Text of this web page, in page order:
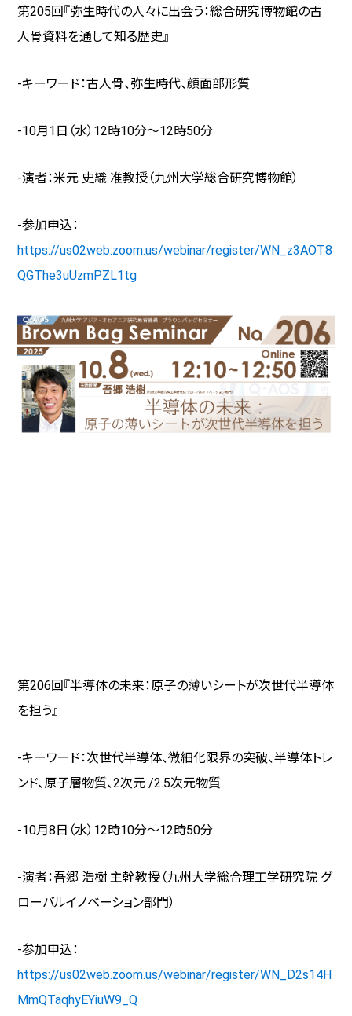
第205回『弥生時代の人々に出会う：総合研究博物館の古
人骨資料を通して知る歴史』
-キーワード：古人骨、弥生時代、顔面部形質
-10月1日（水） 12時10分～12時50分
-演者：米元 史織 准教授（九州大学総合研究博物館）
-参加申込：
https://us02web.zoom.us/webinar/register/WN_z3AOT8
QGThe3uUzmPZL1tg
第206回『半導体の未来：原子の薄いシートが次世代半導体
を担う』
-キーワード：次世代半導体、微細化限界の突破、半導体トレ
ンド、原子層物質、2次元 /2.5次元物質
-10月8日（水） 12時10分～12時50分
-演者：吾郷 浩樹 主幹教授（九州大学総合理工学研究院 グ
ローバルイノベーション部門）
-参加申込：
https://us02web.zoom.us/webinar/register/WN_D2s14H
MmQTaqhyEYiuW9_Q